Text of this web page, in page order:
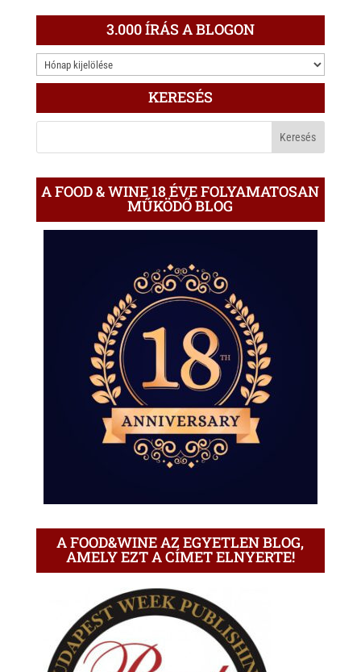
3.000 ÍRÁS A BLOGON
3.000
ÍRÁS
KERESÉS
A FOOD & WINE 18 ÉVE FOLYAMATOSAN
MŰKÖDŐ BLOG
A FOOD&WINE AZ EGYETLEN BLOG,
AMELY EZT A CÍMET ELNYERTE!